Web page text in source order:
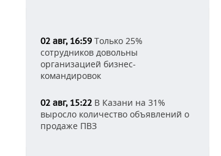
02 авг, 16:59 Только 25%
сотрудников довольны
организацией бизнес-
командировок
02 авг, 15:22 В Казани на 31%
выросло количество объявлений о
продаже ПВЗ